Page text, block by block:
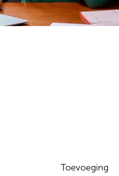
Toevoeging